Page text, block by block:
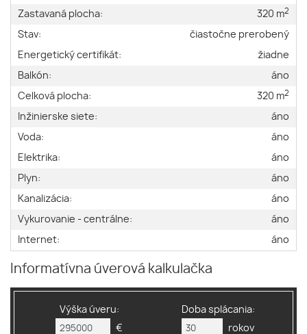
Zastavaná plocha: 320 m2
Stav:
čiastočne prerobený
Energetický certifikát:
žiadne
Balkón:
áno
Celková plocha:
320 m2
Inžinierske siete:
áno
Voda:
áno
Elektrika:
áno
Plyn:
áno
Kanalizácia:
áno
Vykurovanie - centrálne:
áno
Internet:
áno
Informatívna úverová kalkulačka
Výška úveru:
€
Doba splácania:
rokov